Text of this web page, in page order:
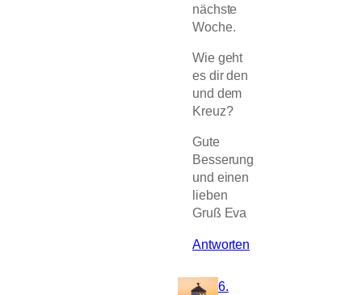
nächste
Woche.
Wie geht
es dir den
und dem
Kreuz?
Gute
Besserung
und einen
lieben
Gruß Eva
Antworten
6.